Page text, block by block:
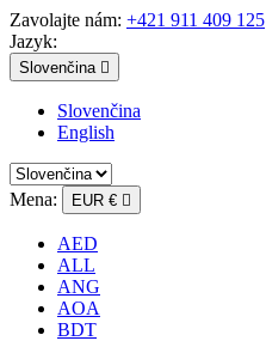
Zavolajte nám: +421 911 409 125
Jazyk:
Slovenčina 
Slovenčina
English
Mena: EUR € 
AED
ALL
ANG
AOA
BDT